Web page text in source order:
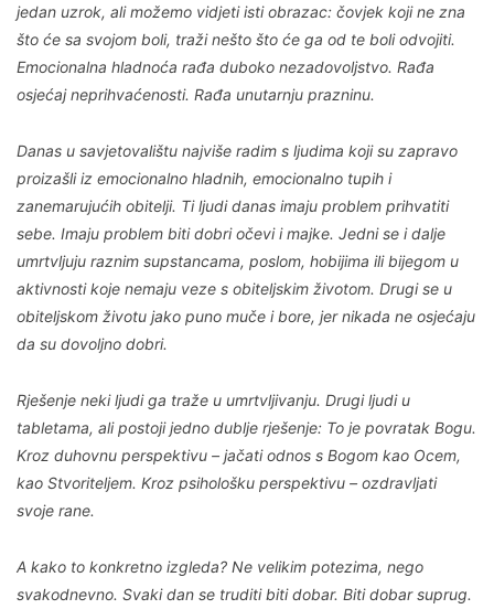
jedan uzrok, ali možemo vidjeti isti obrazac: čovjek koji ne zna
što će sa svojom boli, traži nešto što će ga od te boli odvojiti.
Emocionalna hladnoća rađa duboko nezadovoljstvo. Rađa
osjećaj neprihvaćenosti. Rađa unutarnju prazninu.
Danas u savjetovalištu najviše radim s ljudima koji su zapravo
proizašli iz emocionalno hladnih, emocionalno tupih i
zanemarujućih obitelji. Ti ljudi danas imaju problem prihvatiti
sebe. Imaju problem biti dobri očevi i majke. Jedni se i dalje
umrtvljuju raznim supstancama, poslom, hobijima ili bijegom u
aktivnosti koje nemaju veze s obiteljskim životom. Drugi se u
obiteljskom životu jako puno muče i bore, jer nikada ne osjećaju
da su dovoljno dobri.
Rješenje neki ljudi ga traže u umrtvljivanju. Drugi ljudi u
tabletama, ali postoji jedno dublje rješenje: To je povratak Bogu.
Kroz duhovnu perspektivu – jačati odnos s Bogom kao Ocem,
kao Stvoriteljem. Kroz psihološku perspektivu – ozdravljati
svoje rane.
A kako to konkretno izgleda? Ne velikim potezima, nego
svakodnevno. Svaki dan se truditi biti dobar. Biti dobar suprug.